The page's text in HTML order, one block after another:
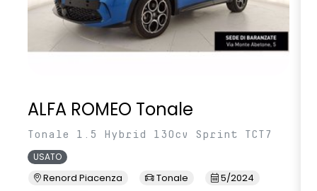
ALFA ROMEO Tonale
Tonale 1.5 Hybrid 130cv Sprint TCT7
USATO
Renord Piacenza Tonale
5/2024